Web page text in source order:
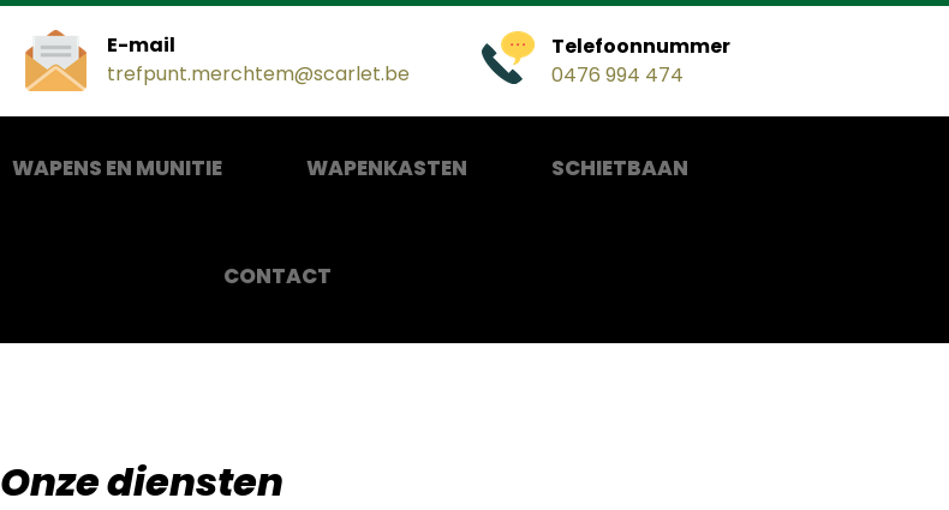
E-mail
trefpunt.merchtem@scarlet.be
Telefoonnummer
0476 994 474
WAPENS EN MUNITIE WAPENKASTEN SCHIETBAAN
CONTACT
Onze diensten